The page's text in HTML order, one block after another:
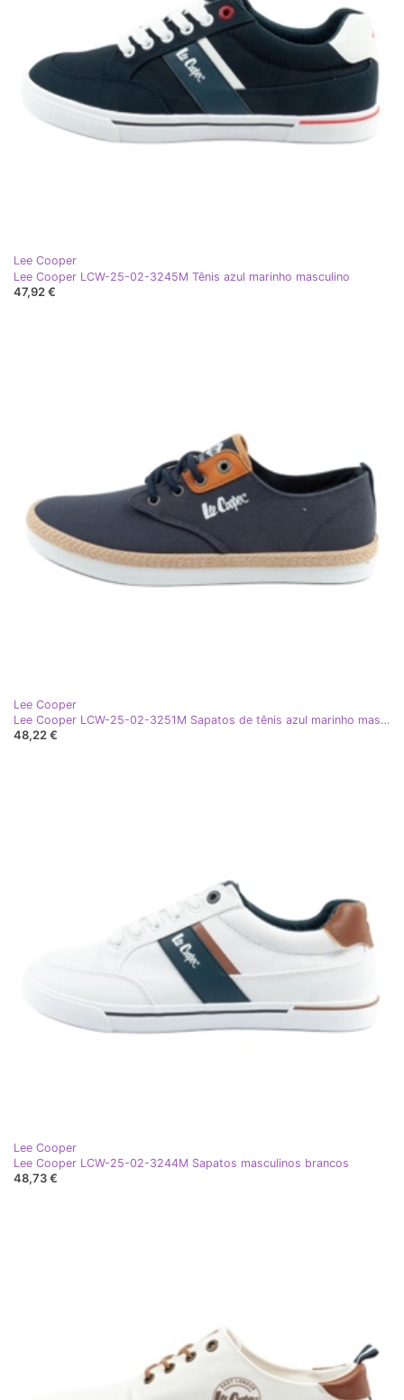
Lee Cooper
Lee Cooper LCW-25-02-3245M Tênis azul marinho masculino
47,92 €
Lee Cooper
Lee Cooper LCW-25-02-3251M Sapatos de tênis azul marinho masculino
48,22 €
Lee Cooper
Lee Cooper LCW-25-02-3244M Sapatos masculinos brancos
48,73 €